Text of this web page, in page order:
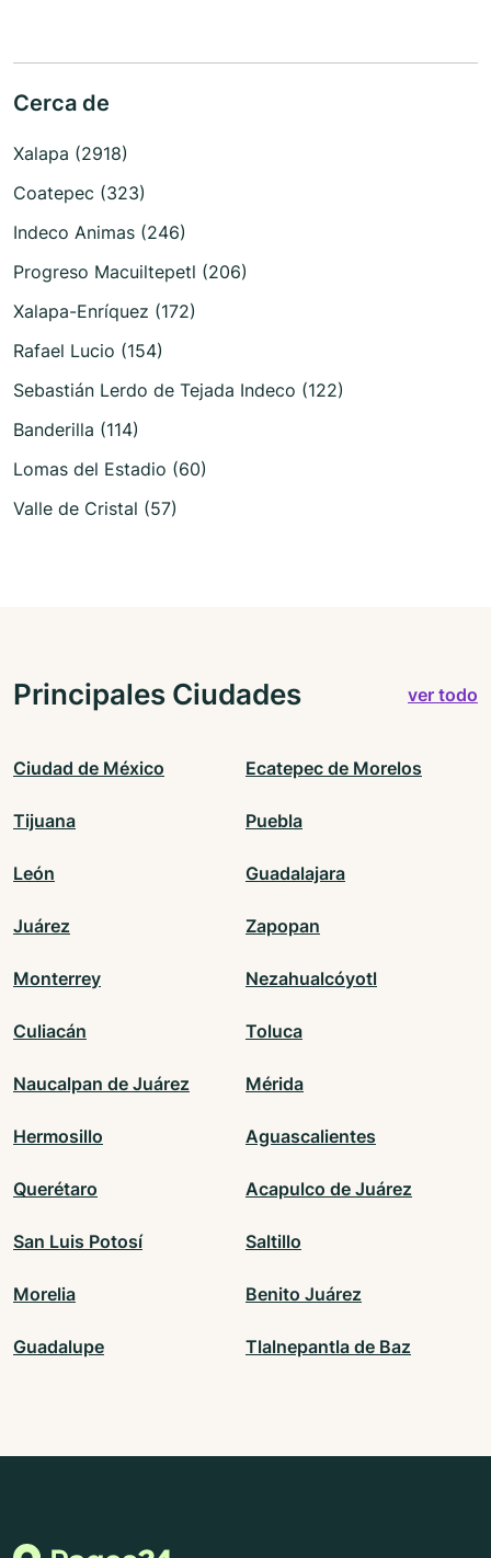
Cerca de
Xalapa (2918)
Coatepec (323)
Indeco Animas (246)
Progreso Macuiltepetl (206)
Xalapa-Enríquez (172)
Rafael Lucio (154)
Sebastián Lerdo de Tejada Indeco (122)
Banderilla (114)
Lomas del Estadio (60)
Valle de Cristal (57)
Principales Ciudades ver todo
Ciudad de México Ecatepec de Morelos
Tijuana Puebla
León Guadalajara
Juárez Zapopan
Monterrey Nezahualcóyotl
Culiacán Toluca
Naucalpan de Juárez Mérida
Hermosillo Aguascalientes
Querétaro Acapulco de Juárez
San Luis Potosí Saltillo
Morelia Benito Juárez
Guadalupe Tlalnepantla de Baz